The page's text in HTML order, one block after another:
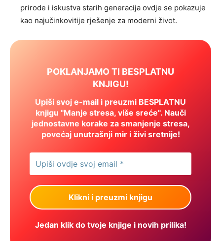
prirode i iskustva starih generacija ovdje se pokazuje
kao najučinkovitije rješenje za moderni život.
POKLANJAMO TI BESPLATNU
KNJIGU!
Upiši svoj e-mail i preuzmi BESPLATNU
knjigu "Manje stresa, više sreće". Nauči
jednostavne korake za smanjenje stresa,
povećaj unutrašnji mir i živi sretnije!
Jedan klik do tvoje knjige i novih prilika!